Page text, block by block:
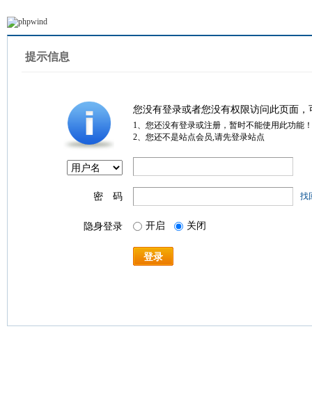
提示信息
您没有登录或者您没有权限访问此页面
1、您还没有登录或注册，暂时不能使用此功能！
2、您还不是站点会员,请先登录站点
密 码 找
隐身登录 开启 关闭
登录